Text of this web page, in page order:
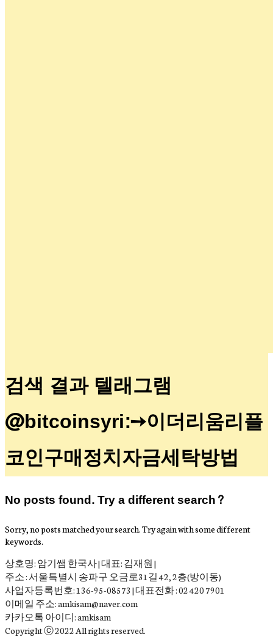
검색 결과 텔래그램
@bitcoinsyri:➙이더리움리플
코인구매정치자금세탁방법
No posts found. Try a different search?
Sorry, no posts matched your search. Try again with some different
keywords.
상호명: 암기쌤 한국사 | 대표: 김재원 |
주소 : 서울특별시 송파구 오금로31길 42, 2층(방이동)
사업자등록번호: 136-95-08573 | 대표전화 : 02 420 7901
이메일 주소: amkisam@naver.com
카카오톡 아이디: amkisam
Copyright ⓒ 2022 All rights reserved.